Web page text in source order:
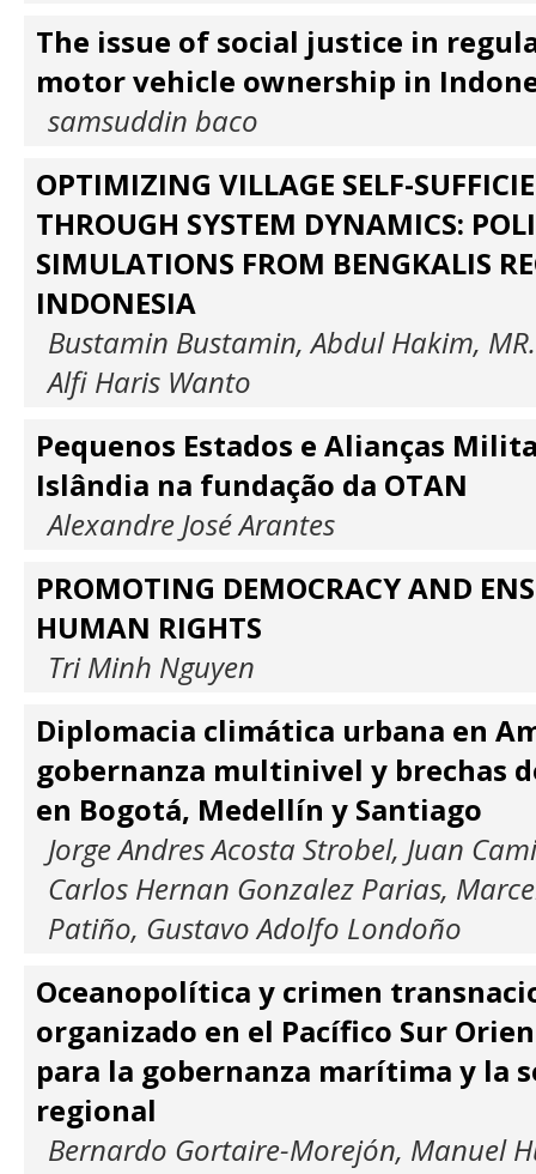
The issue of social justice in
motor vehicle ownership in
samsuddin baco
OPTIMIZING VILLAGE SELF-
THROUGH SYSTEM DYNAMICS:
SIMULATIONS FROM BENGKALIS
INDONESIA
Bustamin Bustamin, Abdul Hakim,
Alfi Haris Wanto
Pequenos Estados e Alianças
Islândia na fundação da OTAN
Alexandre José Arantes
PROMOTING DEMOCRACY AND
HUMAN RIGHTS
Tri Minh Nguyen
Diplomacia climática urbana en
gobernanza multinivel y brechas
en Bogotá, Medellín y Santiago
Jorge Andres Acosta Strobel, Juan
Carlos Hernan Gonzalez Parias,
Patiño, Gustavo Adolfo Londoño
Oceanopolítica y crimen
organizado en el Pacífico Sur
para la gobernanza marítima y la
regional
Bernardo Gortaire-Morejón, Manuel